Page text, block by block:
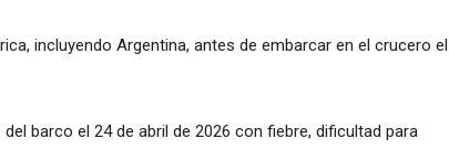
incluyendo Argentina, antes de embarcar en el crucero el
barco el 24 de abril de 2026 con fiebre, dificultad para